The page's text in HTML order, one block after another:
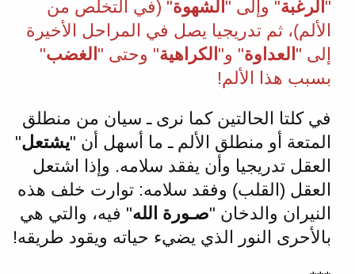
" الرغبة" وإلى " الشهوة" (في التخلص من
الألم)، ثم تدريجيا يصل في المراحل الأخيرة
إلى " العداوة" و" الكراهية" وحتى " الغضب"
بسبب هذا الألم!
في كلتا الحالتين كما نرى ـ سيان من منطلق
المتعة أو منطلق الألم ـ ما أسهل أن "يشتعل"
العقل تدريجيا وأن يفقد سلامه. وإذا اشتعل
العقل (القلب) وفقد سلامه: توارت خلف هذه
النيران والدخان "صـورة الله" فيه، والتي هي
بالأحرى النور الذي يضيء حياته ويقود طريقه!